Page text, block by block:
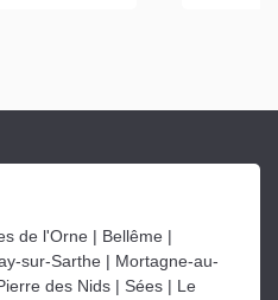
de l'Orne | Bellême |
sur-Sarthe | Mortagne-au-
des Nids | Sées | Le